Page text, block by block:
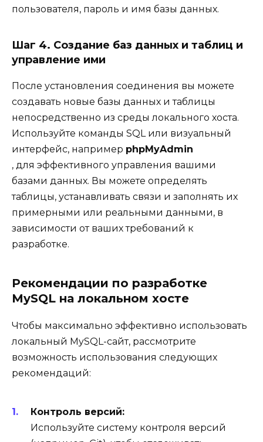
пользователя, пароль и имя базы данных.
Шаг 4. Создание баз данных и таблиц и
управление ими
После установления соединения вы можете
создавать новые базы данных и таблицы
непосредственно из среды локального хоста.
Используйте команды SQL или визуальный
интерфейс, например phpMyAdmin
, для эффективного управления вашими
базами данных. Вы можете определять
таблицы, устанавливать связи и заполнять их
примерными или реальными данными, в
зависимости от ваших требований к
разработке.
Рекомендации по разработке
MySQL на локальном хосте
Чтобы максимально эффективно использовать
локальный MySQL-сайт, рассмотрите
возможность использования следующих
рекомендаций:
Контроль версий:
Используйте систему контроля версий